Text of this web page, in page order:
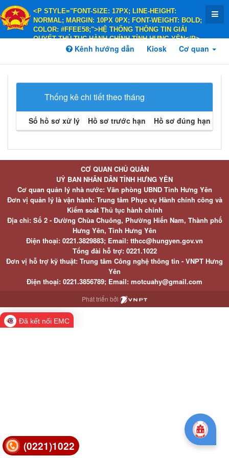
<P STYLE="FONT-SIZE: 17PX; LINE-HEIGHT:
NORMAL; MARGIN: 10PX 0PX; FONT-WEIGHT: BOLD;
COLOR: #FFEE58;">HỆ THỐNG THÔNG TIN GIẢI
QUYẾT THỦ TỤC HÀNH CHÍNH TỈNH HƯNG YÊN</P>
<P STYLE="FONT-SIZE: 14PX; LINE-HEIGHT:
COLOR: #FFEE58;">HÀNH CHÍNH PHỤC VỤ</P>
Kênh hướng dẫn Kiosk Cơ quan
Thống kê chi tiết theo tháng
Số hồ sơ xử lý Hồ sơ trước hạn Hồ sơ đúng hạn
(0221)1022
CƠ QUAN CHỦ QUẢN
UỶ BAN NHÂN DÂN TỈNH HƯNG YÊN
Cơ quan quản lý nhà nước: Văn phòng UBND Tỉnh Hưng Yên
Đơn vị quản lý là vận hành: Trung tâm Phục vụ Hành chính công và
Kiểm soát Thủ tục hành chính
Địa chỉ: Số 2 - Đường Chùa Chuông, Phường Hiến Nam, Thành phố
Hưng Yên, Tỉnh Hưng Yên
Điện thoại: 0221.3829883; Email: tthcc@hungyen.gov.vn
Tổng đài hỗ trợ: 0221.1022
Đơn vị hỗ trợ kỹ thuật: Trung tâm Công nghệ thông tin - VNPT Hưng
Yên
Điện thoại: 0221.3856789; Email: motcuahy@gmail.com
Phát triển bởi
Đã kết nối EMC